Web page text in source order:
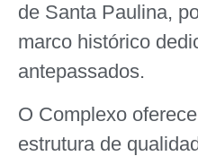
de Santa Paulina,
marco histórico
antepassados.
O Complexo
estrutura de